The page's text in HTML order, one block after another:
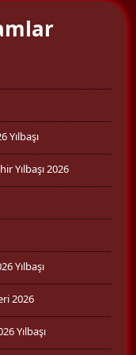
Yılbaşı
Yılbaşı 2026
Yılbaşı
2026
Yılbaşı